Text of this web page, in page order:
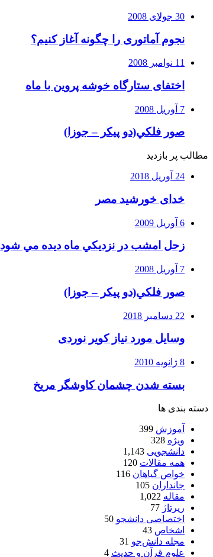
30 جولای 2008
نجوم آماتوری را چگونه آغاز کنیم؟
11 نوامبر 2008
اختفای ستارگاه خوشه پروین با ماه
7 آوریل 2008
صور فلكي(دو پیکر – جوزا)
مطالب پر بازدید
24 آوریل 2018
خدای خورشید مصر
6 آوریل 2009
زحل امشب در نزديكي ماه ديده مي شود
7 آوریل 2008
صور فلكي(دو پیکر – جوزا)
22 دسامبر 2018
وسایل مورد نیاز کویر نوردی
8 ژانویه 2010
بسته شدن چشمان کاوشگر مريخ
دسته بندی ها
آموزش 399
ویژه 328
دانشجویی 1,143
همه مقالات 120
خواص گیاهان 116
جانداران 105
مقاله 1,022
رپرتاژ 77
اختصاصی دانشجو 50
اشخاص 43
مجله دانش‌جو 31
علوم قرآن و حدیث 4